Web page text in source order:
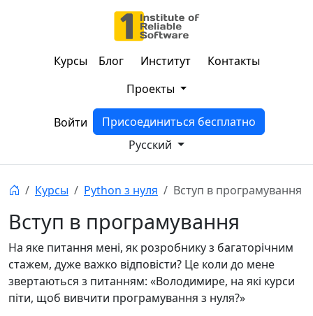
Курсы Блог Институт
Контакты
Проекты
Войти
Присоединиться бесплатно
Русский
Курсы Python з нуля Вступ в програмування
Вступ в програмування
На яке питання мені, як розробнику з багаторічним
стажем, дуже важко відповісти? Це коли до мене
звертаються з питанням: «Володимире, на які курси
піти, щоб вивчити програмування з нуля?»